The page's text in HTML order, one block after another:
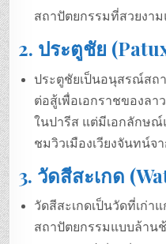
สถาปัตยกรรมที่สวยงา
2. ประตูชัย
ประตูชัยเป็นอนุสรณ์สถ
ต่อสู้เพื่อเอกราชของล
ในปารีส แต่มีเอกลักษ
ชมวิวเมืองเวียงจันทน์จ
3. วัดสีสะเกด
วัดสีสะเกดเป็นวัดที่เก่า
สถาปัตยกรรมแบบล้าน